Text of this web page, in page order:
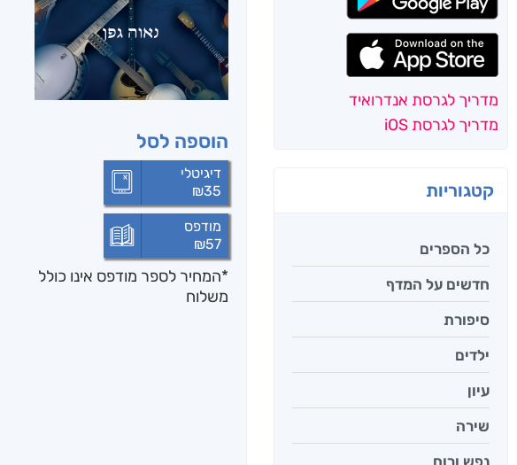
מדריך לגרסת אנדרואיד
מדריך לגרסת iOS
קטגוריות
כל הספרים
חדשים על המדף
סיפורת
ילדים
עיון
שירה
נפש ורוח
הוספה לסל
דיגיטלי
₪35
מודפס
₪57
*המחיר לספר מודפס אינו כולל
משלוח